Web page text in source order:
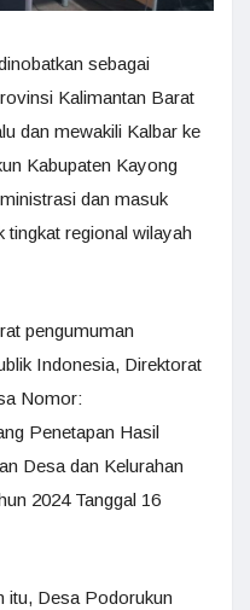
sebagai
Kalimantan Barat
dan mewakili Kalbar ke
Kabupaten Kayong
dan masuk
tingkat regional wilayah
pengumuman
Indonesia, Direktorat
Nomor:
Penetapan Hasil
Desa dan Kelurahan
2024 Tanggal 16
itu, Desa Podorukun